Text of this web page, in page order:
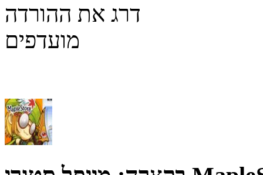
דרג את ההורדה
מועדפים